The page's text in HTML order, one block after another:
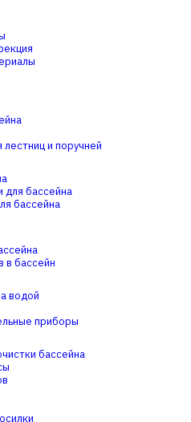
и поручней
для бассейна
бассейна
в бассейн
водой
приборы
бассейна